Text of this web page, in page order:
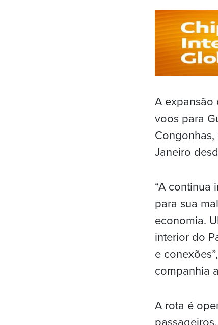
A expansão
voos para
Janeiro
“A continua
para sua
economia.
interior do
e
companhia
A rota é